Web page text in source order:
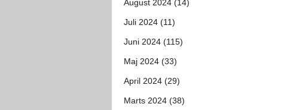
August 2024 (14)
Juli 2024 (11)
Juni 2024 (115)
Maj 2024 (33)
April 2024 (29)
Marts 2024 (38)